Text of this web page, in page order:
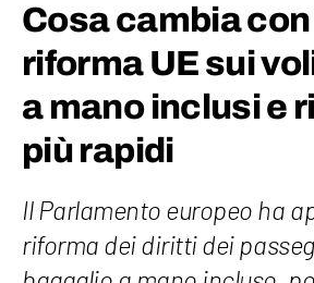
Cosa cambia
riforma UE sui
a mano inclusi e
più rapidi
Il Parlamento europeo ha
riforma dei diritti dei